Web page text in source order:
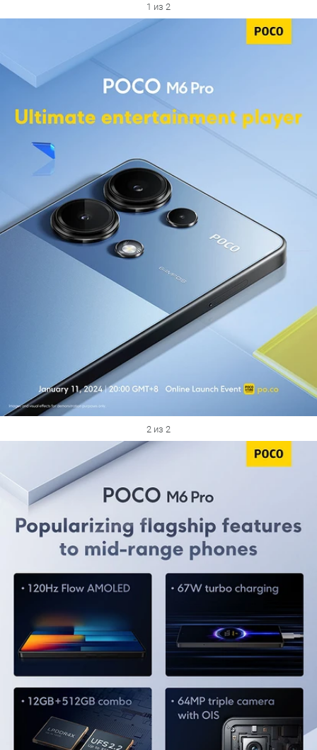
1 из 2
2 из 2